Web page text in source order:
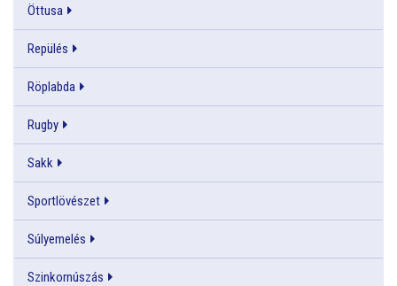
Öttusa
Repülés
Röplabda
Rugby
Sakk
Sportlövészet
Súlyemelés
Szinkornúszás